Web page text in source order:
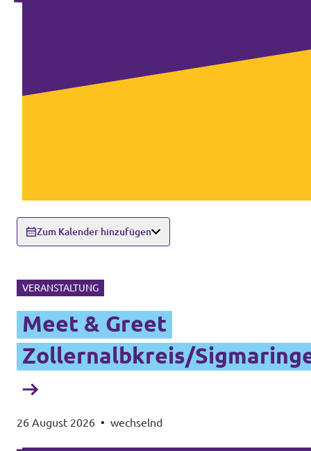
Zum Kalender hinzufügen
VERANSTALTUNG
Meet & Greet
Zollernalbkreis/
26 August 2026 • wechselnd